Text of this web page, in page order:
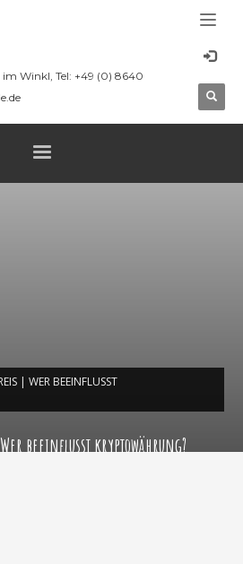
im Winkl, Tel: +49 (0) 8640
| WER BEEINFLUSST
beeinflusst kryptowährung?